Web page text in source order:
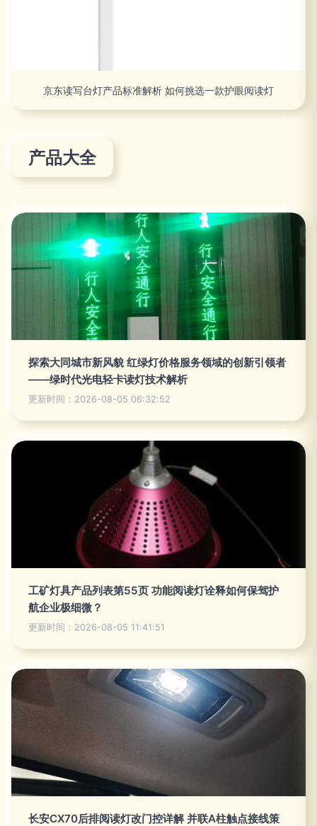
京东读写台灯产品标准解析 如何挑选一款护眼阅读灯
产品大全
探索大同城市新风貌 红绿灯价格服务领域的创新引领者
——绿时代光电轻卡读灯技术解析
更新时间：2026-08-05 06:32:52
工矿灯具产品列表第55页 功能阅读灯诠释如何保驾护
航企业极细微？
更新时间：2026-08-05 11:41:51
长安CX70后排阅读灯改门控详解 并联A柱触点接线策